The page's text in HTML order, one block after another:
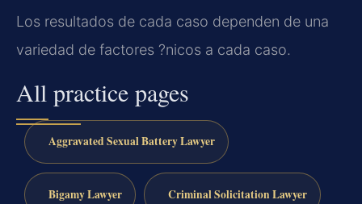
Los resultados de cada caso dependen de una
variedad de factores ?nicos a cada caso.
All practice pages
Aggravated Sexual Battery Lawyer
Bigamy Lawyer Criminal Solicitation Lawyer